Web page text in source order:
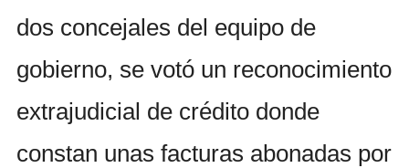
dos concejales del equipo de
gobierno, se votó un reconocimiento
extrajudicial de crédito donde
constan unas facturas abonadas por